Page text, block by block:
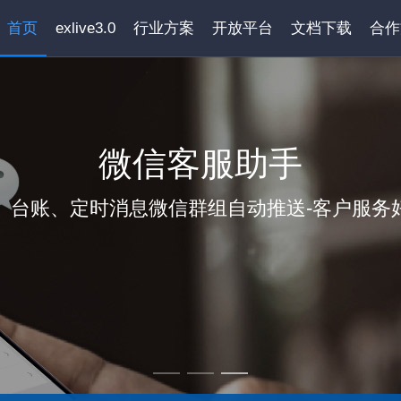
首页 exlive3.0 行业方案 开放平台 文档下载 合
微信客服助手
台账、定时消息微信群组自动推送-客户服务